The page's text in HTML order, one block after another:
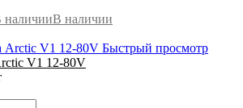
В наличии
Быстрый просмотр
V1 12-80V